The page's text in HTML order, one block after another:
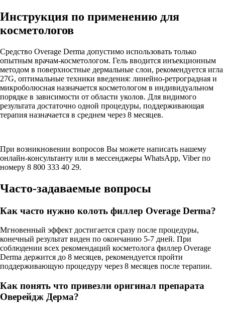
Инструкция по применению для
косметологов
Средство Overage Derma допустимо использовать только
опытным врачам-косметологом. Гель вводится инъекционным
методом в поверхностные дермальные слои, рекомендуется игла
27G, оптимальные техники введения: линейно-ретроградная и
микроболюсная назначается косметологом в индивидуальном
порядке в зависимости от области уколов. Для видимого
результата достаточно одной процедуры, поддерживающая
терапия назначается в среднем через 8 месяцев.
При возникновении вопросов Вы можете написать нашему
онлайн-консультанту или в мессенджеры WhatsApp, Viber по
номеру 8 800 333 40 29.
Часто-задаваемые вопросы
Как часто нужно колоть филлер Overage Derma?
Мгновенный эффект достигается сразу после процедуры,
конечный результат виден по окончанию 5-7 дней. При
соблюдении всех рекомендаций косметолога филлер Overage
Derma держится до 8 месяцев, рекомендуется пройти
поддерживающую процедуру через 8 месяцев после терапии.
Как понять что привезли оригинал препарата
Оверейдж Дерма?